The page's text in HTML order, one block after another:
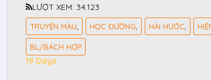
LƯỢT XEM: 34.123
TRUYỆN MÀU HỌC ĐƯỜNG HÀI HƯỚC
BL/BÁCH HỢP
19 Days